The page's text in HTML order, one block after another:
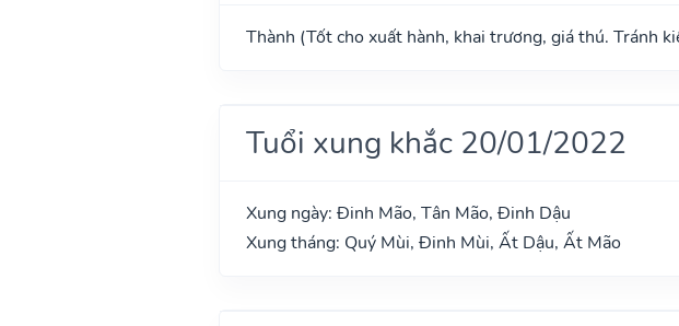
Thành (Tốt cho xuất hành, khai trương, giá thú. Tránh
Tuổi xung khắc 20/01/2022
Xung ngày: Đinh Mão, Tân Mão, Đinh Dậu
Xung tháng: Quý Mùi, Đinh Mùi, Ất Dậu, Ất Mão